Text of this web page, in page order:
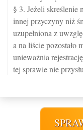
§ 3. Jeżeli skreślenie
innej przyczyny niż
uzupełniona z
a na liście pozostało
unieważnia
tej sprawie nie